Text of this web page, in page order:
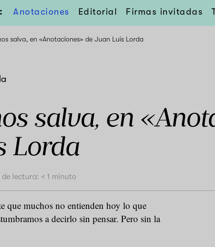
Anotaciones Editorial Firmas invitadas
salva, en «Anotaciones» de Juan Luis Lorda
salva, en
Lorda
de lectura: < 1 minuto
que muchos no entienden hoy lo que
a decirlo sin pensar. Pero sin la